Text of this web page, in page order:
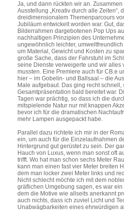
Ja, und dann rückten wir an.
Ausstellung „Kreativ durch alle Zeiten“,
dreidimensionalem Themenparcours
Jubiläum entwickelt worden war. Gut,
Bilderrahmen dargebotenen Pop Ups
nachhaltigen Prinzipien des
ungewöhnlich leichter,
um Material, Gewicht und Kosten zu
große Sache, dass der Fahrstuhl im
seine Dienste verweigerte und wir alles
mussten. Eine Premiere auch für CB.e
hier – im Gobelin- und Ballsaal – die
Male aufgebaut. Das ging recht
Gesamtpräsentation bald bereitet war.
Tagen war prächtig, so dass ich die
mitspielende Natur nur mit knappen
bevor ich für die dramatischen
mehr Lampen ausgepackt habe.
Parallel dazu richtete ich mir in der
ein, um auch für die Einzelaufnahmen
Hintergrund gut gerüstet zu sein. Der
Hauch von Luxus, wenn man sonst oft
trifft. Wo hat man schon sechs Meter
kann man einen fast vier Meter breiten
dem man locker zwei Meter links und
Nicht schlecht möchte ich mit dem
gräflichen Umgebung sagen, es war
dem die Motive wie allseits anerkannt
auch nichts, dass ich zuviel Licht und
Unabwägbarkeiten eines ehrwürdigen